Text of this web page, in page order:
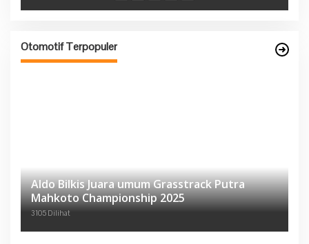
Otomotif Terpopuler
Aldo Bilkis Juara umum Grasstrack Putra
Mahkoto Championship 2025
3105 Dilihat